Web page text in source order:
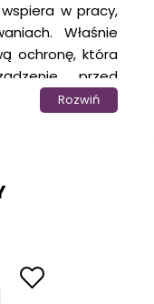
w pracy,
Właśnie
ochronę, która
przed
Twój
A25
motywy,
względu na
Rozwiń